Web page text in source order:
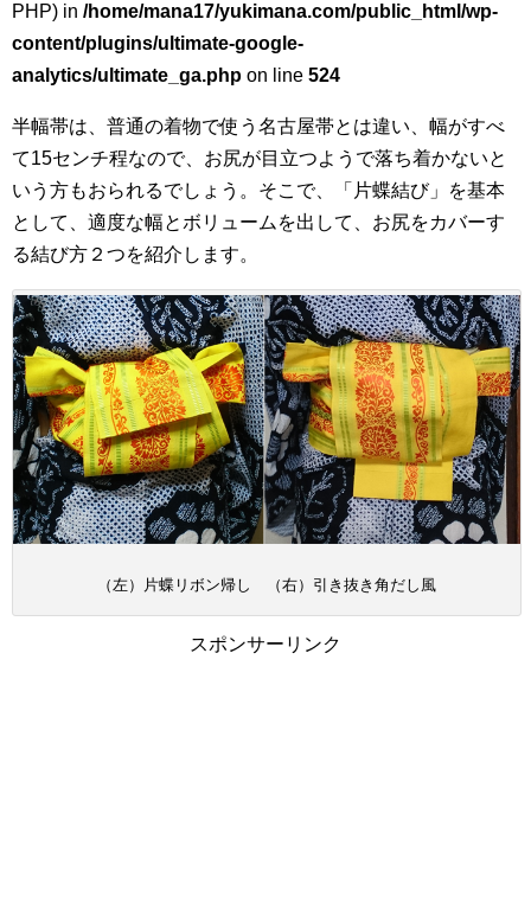
PHP) in /home/mana17/yukimana.com/public_html/wp-
content/plugins/ultimate-google-
analytics/ultimate_ga.php on line 524
半幅帯は、普通の着物で使う名古屋帯とは違い、幅がすべ
て15センチ程なので、お尻が目立つようで落ち着かないと
いう方もおられるでしょう。そこで、「片蝶結び」を基本
として、適度な幅とボリュームを出して、お尻をカバーす
る結び方２つを紹介します。
（左）片蝶リボン帰し （右）引き抜き角だし風
スポンサーリンク